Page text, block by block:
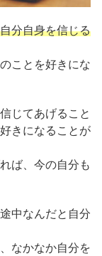
分自身を信じる
ことを好きにな
じてあげること
きになることが
ば、今の自分も
中なんだと自分
なかなか自分を